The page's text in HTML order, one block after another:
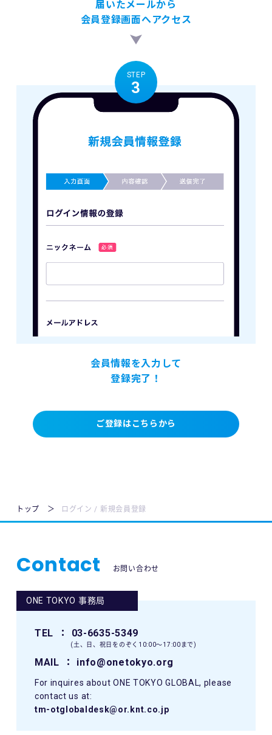
届いたメールから
会員登録画面へアクセス
STEP
3
会員情報を入力して
登録完了！
ご登録はこちらから
トップ ログイン / 新規会員登録
Contact お問い合わせ
ONE TOKYO 事務局
TEL ： 03-6635-5349
(土、日、祝日をのぞく10:00〜17:00まで)
MAIL ： info@onetokyo.org
For inquires about ONE TOKYO GLOBAL, please
contact us at:
tm-otglobaldesk@or.knt.co.jp